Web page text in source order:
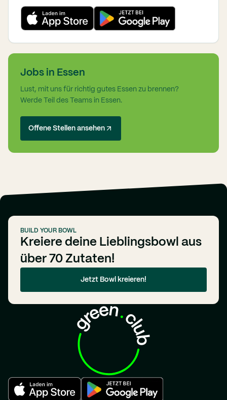
Jobs in Essen
Lust, mit uns für richtig gutes Essen zu brennen?
Werde Teil des Teams in Essen.
Offene Stellen ansehen
BUILD YOUR BOWL
Kreiere deine Lieblingsbowl aus
über 70 Zutaten!
Jetzt Bowl kreieren!